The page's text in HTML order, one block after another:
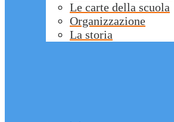
Le carte della scuola
Organizzazione
La storia